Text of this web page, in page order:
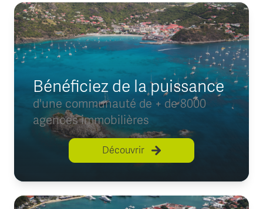
Bénéficiez de la puissance
d'une communauté de + de 8000
agences immobilières
Découvrir